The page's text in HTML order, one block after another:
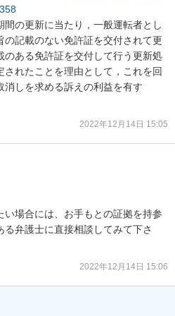
間の更新に当たり，一般運転者とし
記載のない免許証を交付されて更
のある免許証を交付して行う更新処
れたことを理由として，これを回
しを求める訴えの利益を有す
2022年12月14日 15:05
場合には、お手もとの証拠を持参
弁護士に直接相談してみて下さ
2022年12月14日 15:06